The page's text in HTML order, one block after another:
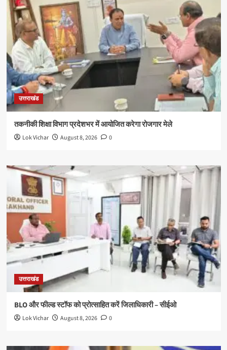
उत्तराखंड
तकनीकी शिक्षा विभाग प्रदेशभर में आयोजित करेगा रोजगार मेले
Lok Vichar August 8, 2026 0
उत्तराखंड
BLO और फील्ड स्टॉफ को प्रोत्साहित करें जिलाधिकारी – सीईओ
Lok Vichar August 8, 2026 0